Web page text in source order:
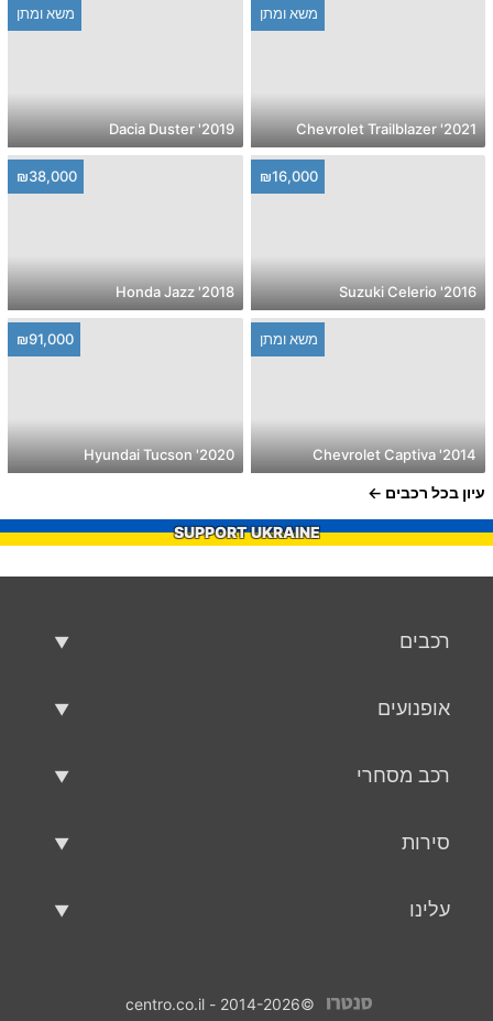
משא ומתן
2021' Chevrolet Trailblazer
משא ומתן
2019' Dacia Duster
₪16,000
2016' Suzuki Celerio
₪38,000
2018' Honda Jazz
משא ומתן
2014' Chevrolet Captiva
₪91,000
2020' Hyundai Tucson
עיון בכל רכבים
SUPPORT UKRAINE
רכבים
אופנועים
רכב מסחרי
סירות
עלינו
©2014-2026 - centro.co.il